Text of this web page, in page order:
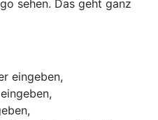
sehen. Das geht ganz
eingeben,